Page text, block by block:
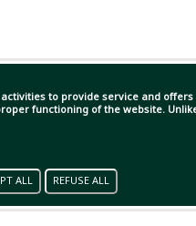
to provide service and
functioning of the website.
ALL REFUSE ALL